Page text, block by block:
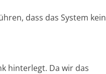
dass das System kein
hinterlegt. Da wir das